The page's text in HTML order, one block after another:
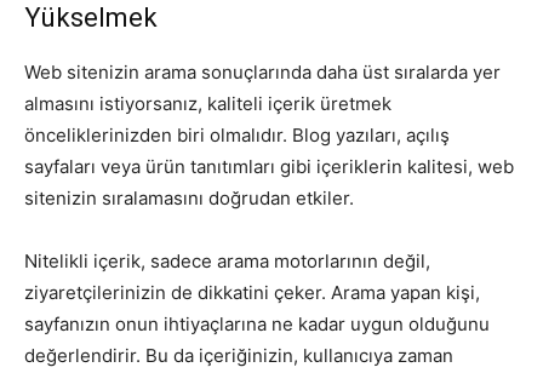
Yükselmek
Web sitenizin arama sonuçlarında daha üst sıralarda yer
almasını istiyorsanız, kaliteli içerik üretmek
önceliklerinizden biri olmalıdır. Blog yazıları, açılış
sayfaları veya ürün tanıtımları gibi içeriklerin kalitesi, web
sitenizin sıralamasını doğrudan etkiler.
Nitelikli içerik, sadece arama motorlarının değil,
ziyaretçilerinizin de dikkatini çeker. Arama yapan kişi,
sayfanızın onun ihtiyaçlarına ne kadar uygun olduğunu
değerlendirir. Bu da içeriğinizin, kullanıcıya zaman